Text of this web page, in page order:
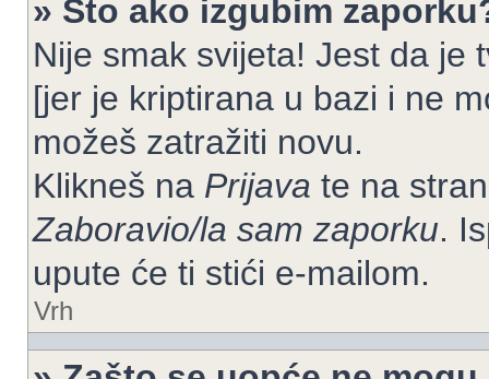
» Što ako izgubim
Nije smak svijeta! Jest da je
[jer je kriptirana u bazi i ne
možeš zatražiti novu.
Klikneš na Prijava te na
Zaboravio/la sam zaporku.
upute će ti stići e-mailom.
Vrh